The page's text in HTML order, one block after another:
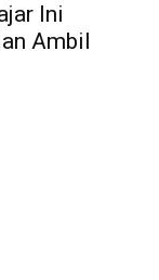
Ini
Ambil